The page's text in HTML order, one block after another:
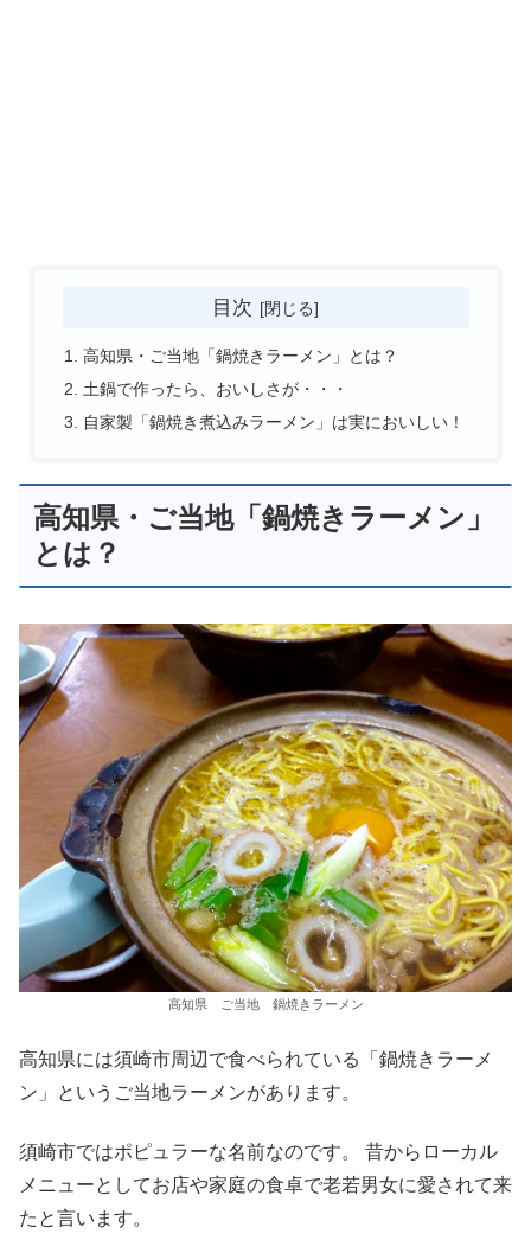
目次
高知県・ご当地「鍋焼きラーメン」とは？
土鍋で作ったら、おいしさが・・・
自家製「鍋焼き煮込みラーメン」は実においしい！
高知県・ご当地「鍋焼きラーメン」
とは？
高知県 ご当地 鍋焼きラーメン
高知県には須崎市周辺で食べられている「鍋焼きラーメ
ン」というご当地ラーメンがあります。
須崎市ではポピュラーな名前なのです。 昔からローカル
メニューとしてお店や家庭の食卓で老若男女に愛されて来
たと言います。